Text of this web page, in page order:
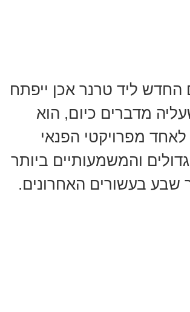
ליד טרנר אכן ייפתח
מדברים כיום, הוא
לאחד מפרויקטי הפנאי
והמשמעותיים ביותר
שבע בעשורים האחרונים.